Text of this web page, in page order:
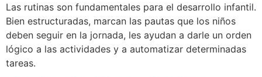
Las rutinas son fundamentales para el desarrollo infantil.
Bien estructuradas, marcan las pautas que los niños
deben seguir en la jornada, les ayudan a darle un orden
lógico a las actividades y a automatizar determinadas
tareas.